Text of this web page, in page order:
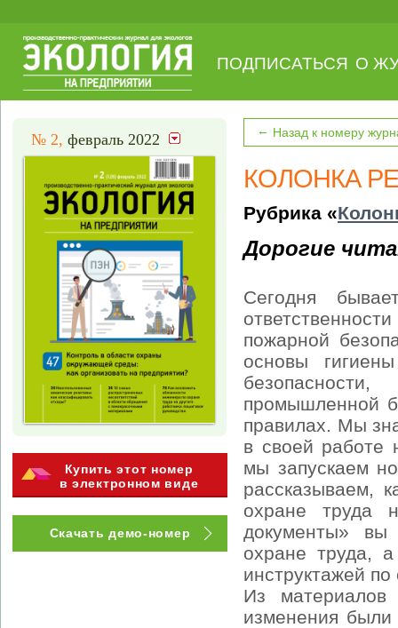
ПОДПИСАТЬСЯ О
№ 2, февраль 2022
Купить этот номер
в электронном виде
Скачать демо-номер
← Назад к номеру
КОЛОНКА
Рубрика «
Дорогие
Сегодня
пожарной
основы
промышленной
правилах. Мы
в своей работе
мы запускаем
рассказываем,
охране труда
документы» вы
охране труда,
инструктажей
Из материалов
изменения были